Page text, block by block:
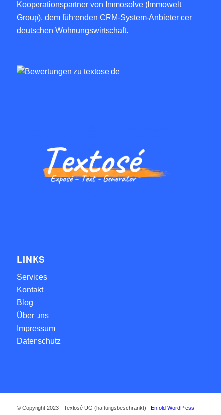
Kooperationspartner von Immosolve (Immowelt
Group), dem führenden CRM-System-Anbieter der
deutschen Wohnungswirtschaft.
LINKS
Services
Kontakt
Blog
Über uns
Impressum
Datenschutz
© Copyright 2023 - Textosé UG (haftungsbeschränkt) - Enfold WordPress